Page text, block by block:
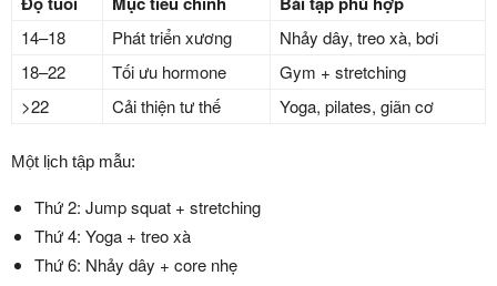
14–18 Phát triển xương
Nhảy dây, treo xà, bơi
18–22
Tối ưu hormone
Gym + stretching
>22
Cải thiện tư thế Yoga, pilates, giãn cơ
Một lịch tập mẫu:
Thứ 2: Jump squat + stretching
Thứ 4: Yoga + treo xà
Thứ 6: Nhảy dây + core nhẹ